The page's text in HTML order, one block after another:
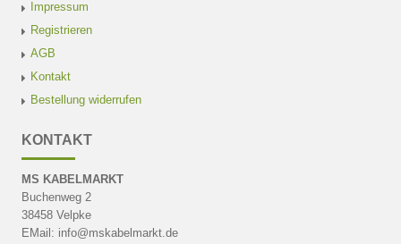
Impressum
Registrieren
AGB
Kontakt
Bestellung widerrufen
KONTAKT
MS KABELMARKT
Buchenweg 2
38458 Velpke
EMail: info@mskabelmarkt.de